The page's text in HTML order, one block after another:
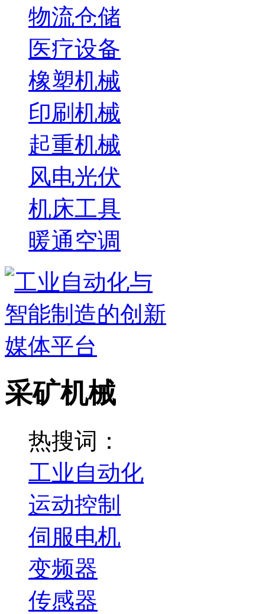
物流仓储
医疗设备
橡塑机械
印刷机械
起重机械
风电光伏
机床工具
暖通空调
采矿机械
热搜词：
工业自动化
运动控制
伺服电机
变频器
传感器